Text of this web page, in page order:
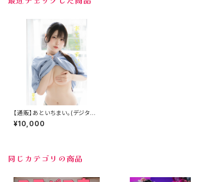
【通販】あといちまい。(デジタル
版付き)
¥10,000
同じカテゴリの商品